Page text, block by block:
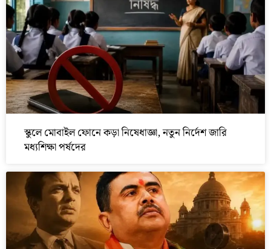
স্কুলে মোবাইল ফোনে কড়া নিষেধাজ্ঞা, নতুন নির্দেশ জারি
মধ্যশিক্ষা পর্ষদের